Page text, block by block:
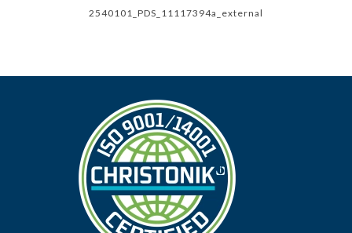
2540101_PDS_11117394a_external